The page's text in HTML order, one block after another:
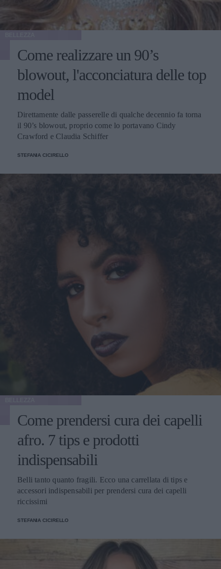
Come realizzare un 90’s
blowout, l'acconciatura delle top
model
Direttamente dalle passerelle di qualche decennio fa torna
il 90’s blowout, proprio come lo portavano Cindy
Crawford e Claudia Schiffer
STEFANIA CICIRELLO
Come prendersi cura dei capelli
afro. 7 tips e prodotti
indispensabili
Belli tanto quanto fragili. Ecco una carrellata di tips e
accessori indispensabili per prendersi cura dei capelli
riccissimi
STEFANIA CICIRELLO